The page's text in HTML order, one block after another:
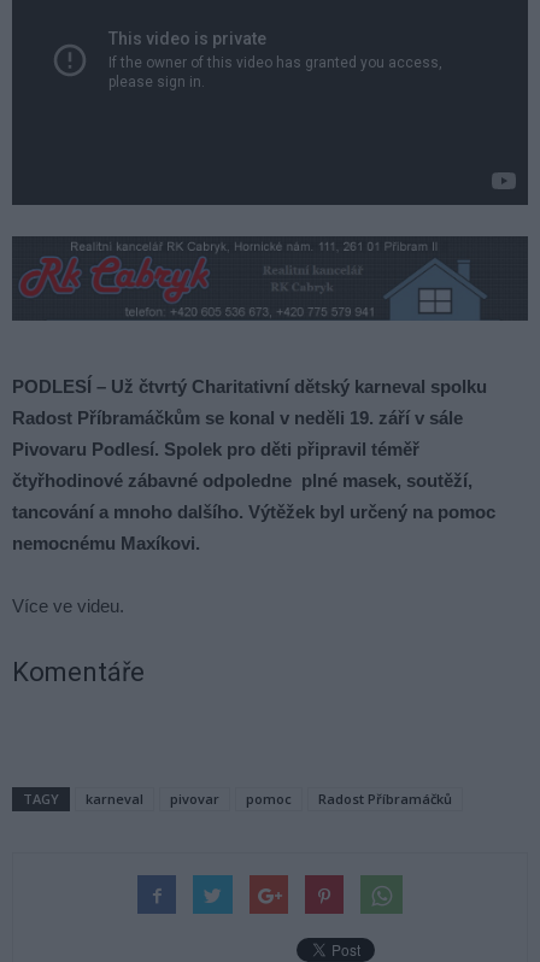
PODLESÍ – Už čtvrtý Charitativní dětský karneval spolku
Radost Příbramáčkům se konal v neděli 19. září v sále
Pivovaru Podlesí. Spolek pro děti připravil téměř
čtyřhodinové zábavné odpoledne plné masek, soutěží,
tancování a mnoho dalšího. Výtěžek byl určený na pomoc
nemocnému Maxíkovi.
Více ve videu.
Komentáře
TAGY karneval pivovar pomoc Radost Příbramáčků